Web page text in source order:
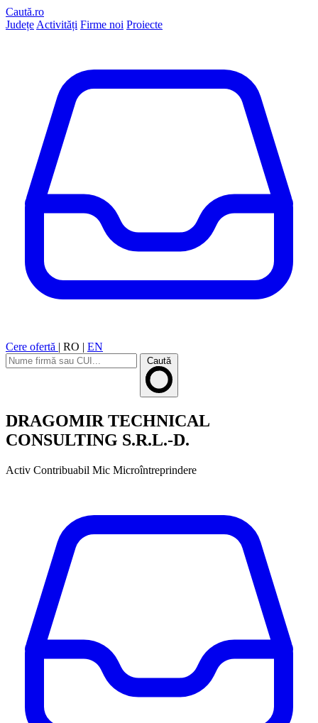
Caută.ro
Județe Activități Firme noi Proiecte
Cere ofertă | RO | EN
Caută
DRAGOMIR TECHNICAL
CONSULTING S.R.L.-D.
Activ Contribuabil Mic Microîntreprindere